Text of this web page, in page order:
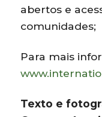
abertos e
comunidades;
Para mais
Texto e